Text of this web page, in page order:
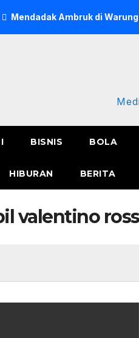
Mendadak Ambruk di
BISNIS BOLA
HIBURAN BERITA
valentino